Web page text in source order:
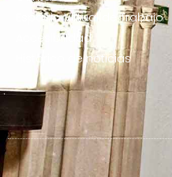
Espacio Virtual de Trabajo
Accesibilidad
Histórico de noticias